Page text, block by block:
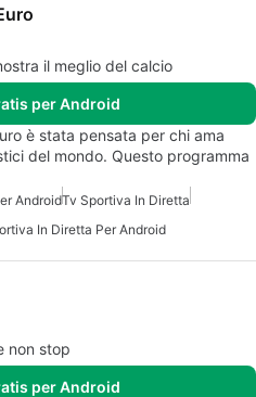
il meglio del calcio
per Android
è stata pensata per chi ama
del mondo. Questo programma
AndroidTv Sportiva In Diretta
In Diretta Per Android
non stop
per Android